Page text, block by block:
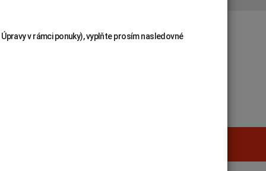
v rámci ponuky), vyplňte prosím nasledovné